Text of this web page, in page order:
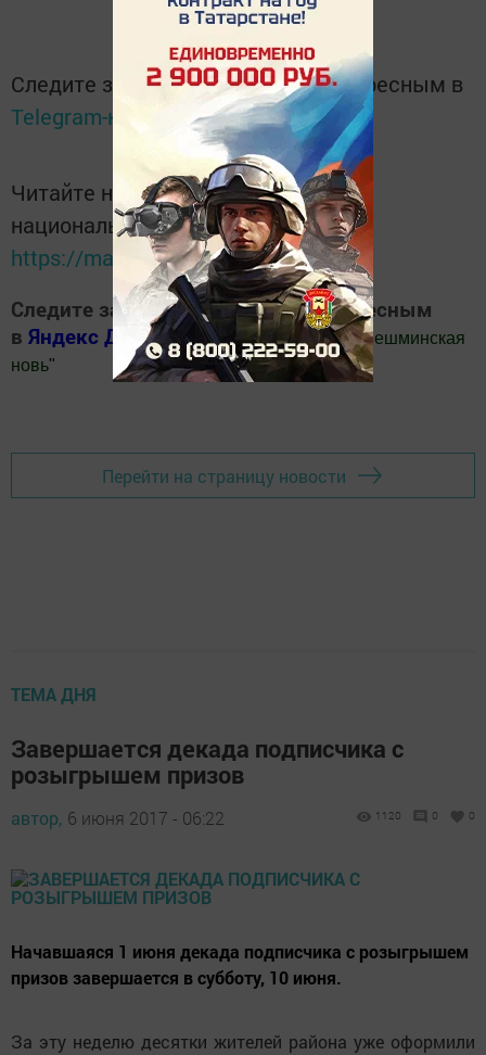
Следите за самым важным и интересным в
Telegram-канале
Татмедиа
Читайте новости Татарстана в
национальном мессенджере MАХ:
https://max.ru/tatmedia
Следите за самым важным и интересным
в Яндекс Дзени Телеграм канале"Шешминская
новь"
Перейти на страницу новости
ТЕМА ДНЯ
Завершается декада подписчика с
розыгрышем призов
автор, 6 июня 2017 - 06:22 1120 0 0
Начавшаяся 1 июня декада подписчика с розыгрышем
призов завершается в субботу, 10 июня.
За эту неделю десятки жителей района уже оформили